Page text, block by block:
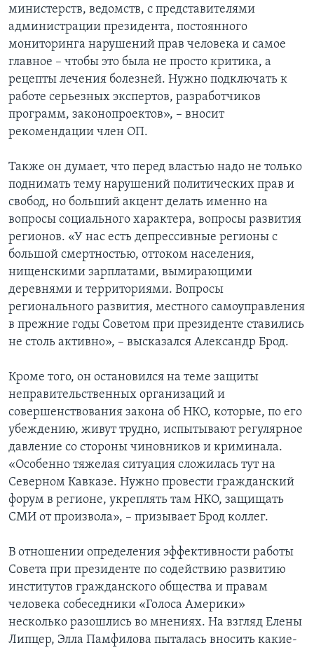
министерств, ведомств, с представителями
администрации президента, постоянного
мониторинга нарушений прав человека и самое
главное – чтобы это была не просто критика, а
рецепты лечения болезней. Нужно подключать к
работе серьезных экспертов, разработчиков
программ, законопроектов», – вносит
рекомендации член ОП.
Также он думает, что перед властью надо не только
поднимать тему нарушений политических прав и
свобод, но больший акцент делать именно на
вопросы социального характера, вопросы развития
регионов. «У нас есть депрессивные регионы с
большой смертностью, оттоком населения,
нищенскими зарплатами, вымирающими
деревнями и территориями. Вопросы
регионального развития, местного самоуправления
в прежние годы Советом при президенте ставились
не столь активно», – высказался Александр Брод.
Кроме того, он остановился на теме защиты
неправительственных организаций и
совершенствования закона об НКО, которые, по его
убеждению, живут трудно, испытывают регулярное
давление со стороны чиновников и криминала.
«Особенно тяжелая ситуация сложилась тут на
Северном Кавказе. Нужно провести гражданский
форум в регионе, укреплять там НКО, защищать
СМИ от произвола», – призывает Брод коллег.
В отношении определения эффективности работы
Совета при президенте по содействию развитию
институтов гражданского общества и правам
человека собеседники «Голоса Америки»
несколько разошлись во мнениях. На взгляд Елены
Липцер, Элла Памфилова пыталась вносить какие-